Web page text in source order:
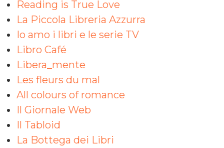
Reading is True Love
La Piccola Libreria Azzurra
Io amo i libri e le serie TV
Libro Café
Libera_mente
Les fleurs du mal
All colours of romance
Il Giornale Web
Il Tabloid
La Bottega dei Libri